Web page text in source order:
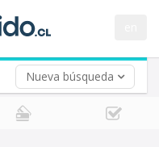
Nueva búsqueda